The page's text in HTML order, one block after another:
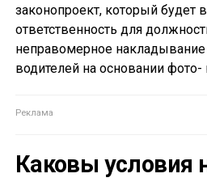
законопроект, который будет
ответственность для
неправомерное
водителей на основании фото-
Каковы условия